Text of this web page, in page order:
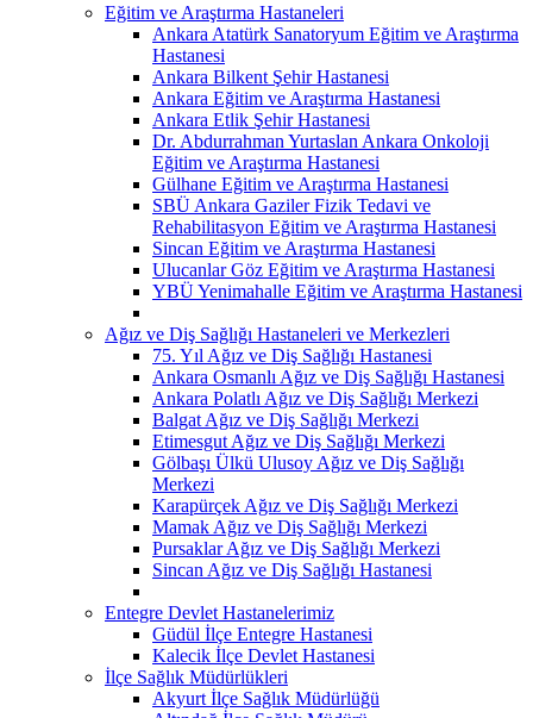
Eğitim ve Araştırma Hastaneleri
Ankara Atatürk Sanatoryum Eğitim ve Araştırma
Hastanesi
Ankara Bilkent Şehir Hastanesi
Ankara Eğitim ve Araştırma Hastanesi
Ankara Etlik Şehir Hastanesi
Dr. Abdurrahman Yurtaslan Ankara Onkoloji
Eğitim ve Araştırma Hastanesi
Gülhane Eğitim ve Araştırma Hastanesi
SBÜ Ankara Gaziler Fizik Tedavi ve
Rehabilitasyon Eğitim ve Araştırma Hastanesi
Sincan Eğitim ve Araştırma Hastanesi
Ulucanlar Göz Eğitim ve Araştırma Hastanesi
YBÜ Yenimahalle Eğitim ve Araştırma Hastanesi
Ağız ve Diş Sağlığı Hastaneleri ve Merkezleri
75. Yıl Ağız ve Diş Sağlığı Hastanesi
Ankara Osmanlı Ağız ve Diş Sağlığı Hastanesi
Ankara Polatlı Ağız ve Diş Sağlığı Merkezi
Balgat Ağız ve Diş Sağlığı Merkezi
Etimesgut Ağız ve Diş Sağlığı Merkezi
Gölbaşı Ülkü Ulusoy Ağız ve Diş Sağlığı
Merkezi
Karapürçek Ağız ve Diş Sağlığı Merkezi
Mamak Ağız ve Diş Sağlığı Merkezi
Pursaklar Ağız ve Diş Sağlığı Merkezi
Sincan Ağız ve Diş Sağlığı Hastanesi
Entegre Devlet Hastanelerimiz
Güdül İlçe Entegre Hastanesi
Kalecik İlçe Devlet Hastanesi
İlçe Sağlık Müdürlükleri
Akyurt İlçe Sağlık Müdürlüğü